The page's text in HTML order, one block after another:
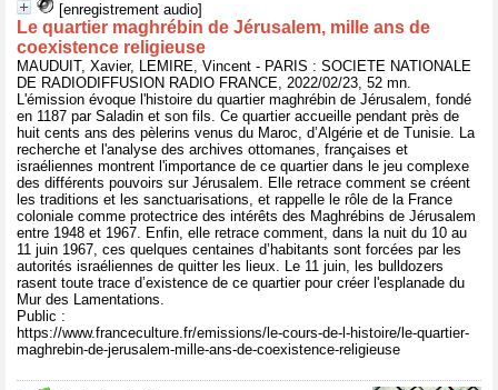
[enregistrement audio]
Le quartier maghrébin de Jérusalem, mille ans de
coexistence religieuse
MAUDUIT, Xavier, LEMIRE, Vincent - PARIS : SOCIETE NATIONALE
DE RADIODIFFUSION RADIO FRANCE, 2022/02/23, 52 mn.
L'émission évoque l'histoire du quartier maghrébin de Jérusalem, fondé
en 1187 par Saladin et son fils. Ce quartier accueille pendant près de
huit cents ans des pèlerins venus du Maroc, d’Algérie et de Tunisie. La
recherche et l'analyse des archives ottomanes, françaises et
israéliennes montrent l'importance de ce quartier dans le jeu complexe
des différents pouvoirs sur Jérusalem. Elle retrace comment se créent
les traditions et les sanctuarisations, et rappelle le rôle de la France
coloniale comme protectrice des intérêts des Maghrébins de Jérusalem
entre 1948 et 1967. Enfin, elle retrace comment, dans la nuit du 10 au
11 juin 1967, ces quelques centaines d’habitants sont forcées par les
autorités israéliennes de quitter les lieux. Le 11 juin, les bulldozers
rasent toute trace d’existence de ce quartier pour créer l'esplanade du
Mur des Lamentations.
Public :
https://www.franceculture.fr/emissions/le-cours-de-l-histoire/le-quartier-
maghrebin-de-jerusalem-mille-ans-de-coexistence-religieuse